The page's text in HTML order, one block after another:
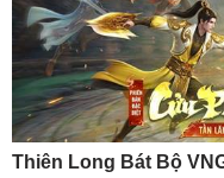
Thiên Long Bát Bộ